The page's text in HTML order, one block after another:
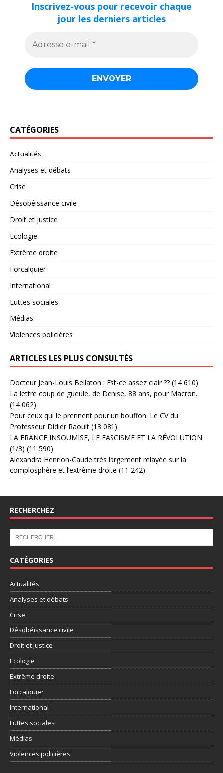
Inscrivez-vous pour recevoir chaque
jour les derniers articles
CATÉGORIES
Actualités
Analyses et débats
Crise
Désobéissance civile
Droit et justice
Ecologie
Extrême droite
Forcalquier
International
Luttes sociales
Médias
Violences policières
ARTICLES LES PLUS CONSULTÉS
Docteur Jean-Louis Bellaton : Est-ce assez clair ?? (14 610)
La lettre coup de gueule, de Denise, 88 ans, pour Macron.
(14 062)
Pour ceux qui le prennent pour un bouffon: Le CV du
Professeur Didier Raoult (13 081)
LA FRANCE INSOUMISE, LE FASCISME ET LA RÉVOLUTION
(1/3) (11 590)
Alexandra Henrion-Caude très largement relayée sur la
complosphère et l’extrême droite (11 242)
RECHERCHEZ
CATÉGORIES
Actualités
Analyses et débats
Crise
Désobéissance civile
Droit et justice
Ecologie
Extrême droite
Forcalquier
International
Luttes sociales
Médias
Violences policières